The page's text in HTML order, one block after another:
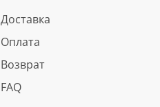
Доставка
Оплата
Возврат
FAQ